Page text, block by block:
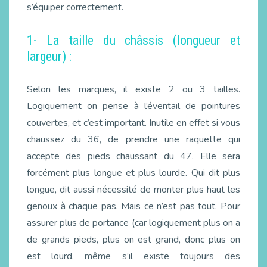
s’équiper correctement.
1- La taille du châssis (longueur et
largeur) :
Selon les marques, il existe 2 ou 3 tailles.
Logiquement on pense à l’éventail de pointures
couvertes, et c’est important. Inutile en effet si vous
chaussez du 36, de prendre une raquette qui
accepte des pieds chaussant du 47. Elle sera
forcément plus longue et plus lourde. Qui dit plus
longue, dit aussi nécessité de monter plus haut les
genoux à chaque pas. Mais ce n’est pas tout. Pour
assurer plus de portance (car logiquement plus on a
de grands pieds, plus on est grand, donc plus on
est lourd, même s’il existe toujours des